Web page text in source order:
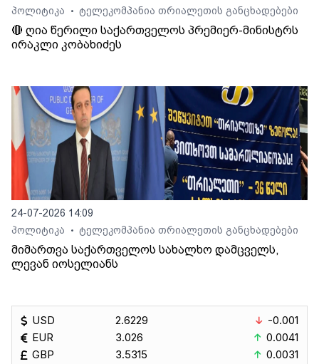
პოლიტიკა
• ტელეკომპანია თრიალეთის განცხადებები
🔴 ღია წერილი საქართველოს პრემიერ-მინისტრს
ირაკლი კობახიძეს
24-07-2026 14:09
პოლიტიკა
• ტელეკომპანია თრიალეთის განცხადებები
მიმართვა საქართველოს სახალხო დამცველს,
ლევან იოსელიანს
USD
EUR
GBP
2.6229
3.026
3.5315
-0.001
0.0041
0.0031